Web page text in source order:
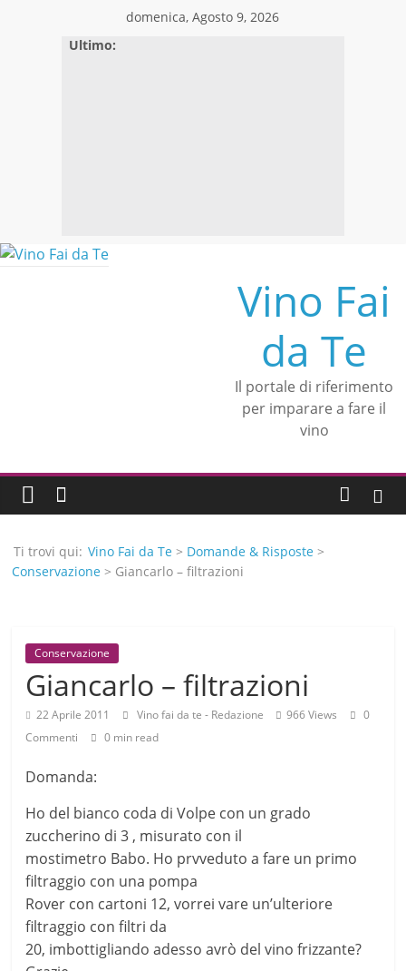
domenica, Agosto 9, 2026
Ultimo:
Vino Fai
da Te
Il portale di riferimento
per imparare a fare il
vino
Ti trovi qui: Vino Fai da Te > Domande & Risposte >
Conservazione > Giancarlo – filtrazioni
Conservazione
Giancarlo – filtrazioni
22 Aprile 2011 Vino fai da te - Redazione 966 Views
0
Commenti
0 min read
Domanda:
Ho del bianco coda di Volpe con un grado
zuccherino di 3 , misurato con il
mostimetro Babo. Ho prvveduto a fare un primo
filtraggio con una pompa
Rover con cartoni 12, vorrei vare un’ulteriore
filtraggio con filtri da
20, imbottigliando adesso avrò del vino frizzante?